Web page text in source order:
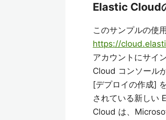
Elastic Cloud
このサンプルの使
https://
アカウントにサイ
Cloud コンソール
[デプロイの作成]
されている新しい
Cloud は、